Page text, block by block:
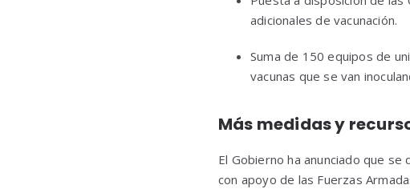
adicionales de vacunación.
Suma de 150 equipos de
vacunas que se van
Más medidas y
El Gobierno ha anunciado que
con apoyo de las Fuerzas